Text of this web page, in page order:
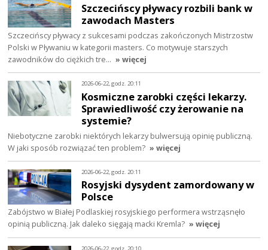
Szczecińscy pływacy rozbili bank w
zawodach Masters
Szczecińscy pływacy z sukcesami podczas zakończonych Mistrzostw
Polski w Pływaniu w kategorii masters. Co motywuje starszych
zawodników do ciężkich tre… » więcej
2026-06-22, godz. 20:11
Kosmiczne zarobki części lekarzy.
Sprawiedliwość czy żerowanie na
systemie?
Niebotyczne zarobki niektórych lekarzy bulwersują opinię publiczną.
W jaki sposób rozwiązać ten problem? » więcej
2026-06-22, godz. 20:11
Rosyjski dysydent zamordowany w
Polsce
Zabójstwo w Białej Podlaskiej rosyjskiego performera wstrząsnęło
opinią publiczną. Jak daleko sięgają macki Kremla? » więcej
2026-06-22, godz. 20:10